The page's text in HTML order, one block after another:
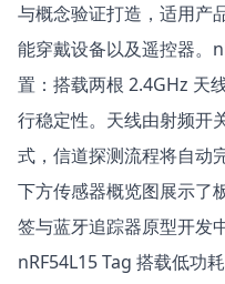
与概念验证打造，适用产
能穿戴设备以及遥控器。
置：搭载两根 2.4GHz 天
行稳定性。天线由射频开
式，信道探测流程将自动
下方传感器概览图展示了
签与蓝牙追踪器原型开发
nRF54L15 Tag 搭载低功